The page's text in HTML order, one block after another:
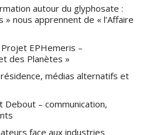
autour du glyphosate :
nous apprennent de « l’Affaire
EPHemeris –
des Planètes »
médias alternatifs et
Debout – communication,
face aux industries